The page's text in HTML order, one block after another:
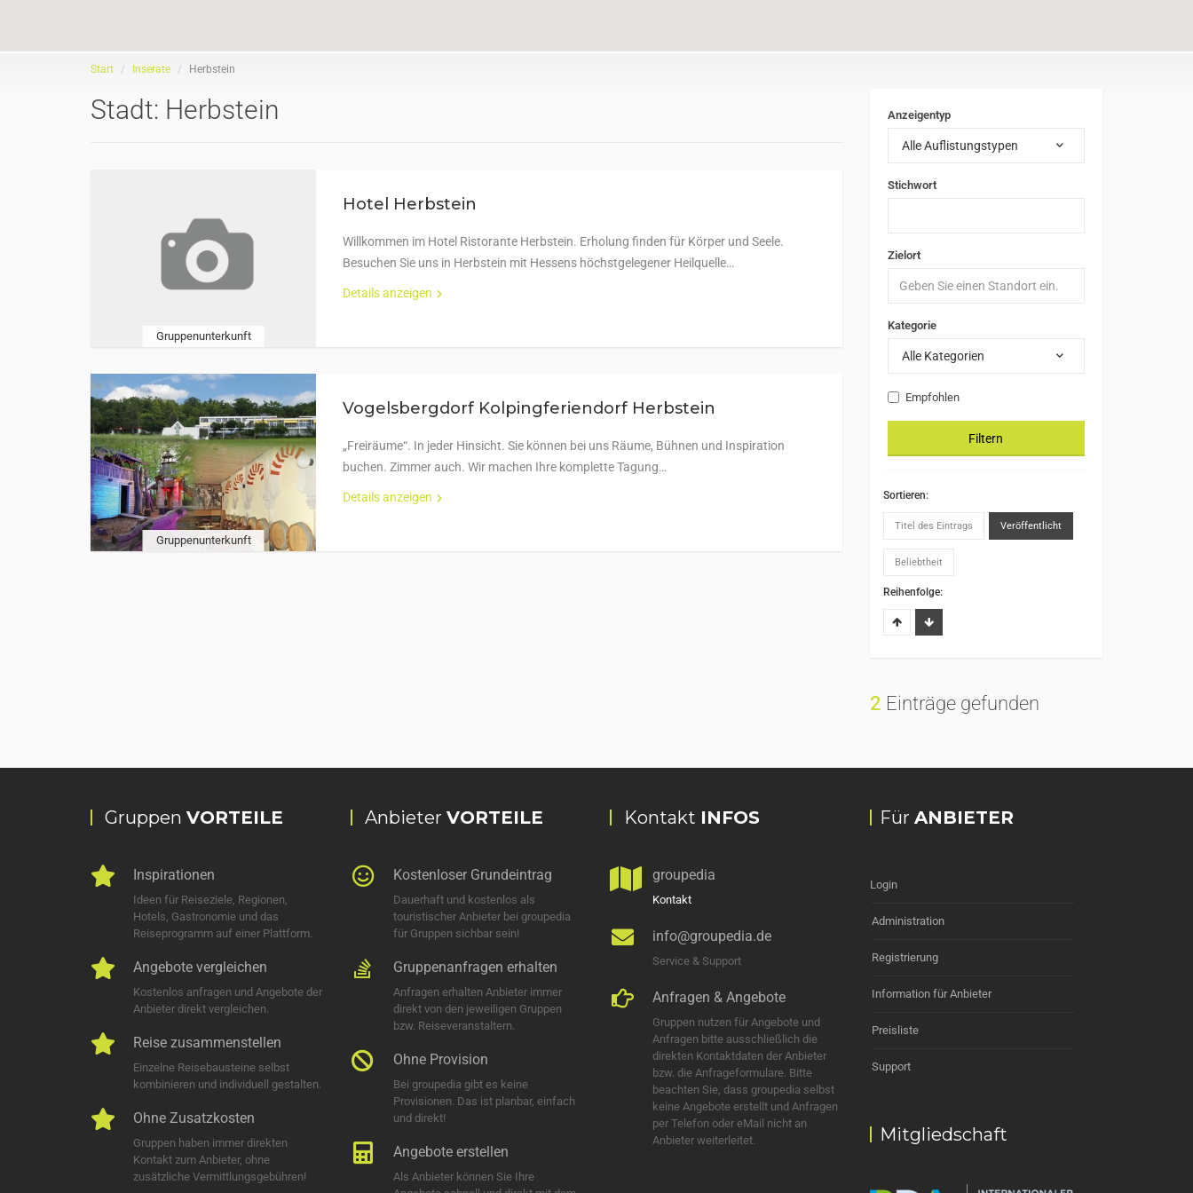
Start Inserate Herbstein
Stadt: Herbstein
Gruppenunterkunft
Hotel Herbstein
Willkommen im Hotel Ristorante Herbstein. Erholung finden für Körper und Seele.
Besuchen Sie uns in Herbstein mit Hessens höchstgelegener Heilquelle…
Details anzeigen
Gruppenunterkunft
Vogelsbergdorf Kolpingferiendorf Herbstein
„Freiräume“. In jeder Hinsicht. Sie können bei uns Räume, Bühnen und Inspiration
buchen. Zimmer auch. Wir machen Ihre komplette Tagung…
Details anzeigen
Anzeigentyp
Alle Auflistungstypen
Stichwort
Zielort
Kategorie
Alle Kategorien
Empfohlen
Filtern
Sortieren:
Titel des Eintrags Veröffentlicht
Beliebtheit
Reihenfolge:
2 Einträge gefunden
Gruppen VORTEILE
Inspirationen
Ideen für Reiseziele, Regionen,
Hotels, Gastronomie und das
Reiseprogramm auf einer Plattform.
Angebote vergleichen
Kostenlos anfragen und Angebote der
Anbieter direkt vergleichen.
Reise zusammenstellen
Einzelne Reisebausteine selbst
kombinieren und individuell gestalten.
Ohne Zusatzkosten
Gruppen haben immer direkten
Kontakt zum Anbieter, ohne
zusätzliche Vermittlungsgebühren!
Anbieter VORTEILE
Kostenloser Grundeintrag
Dauerhaft und kostenlos als
touristischer Anbieter bei groupedia
für Gruppen sichbar sein!
Gruppenanfragen erhalten
Anfragen erhalten Anbieter immer
direkt von den jeweiligen Gruppen
bzw. Reiseveranstaltern.
Ohne Provision
Bei groupedia gibt es keine
Provisionen. Das ist planbar, einfach
und direkt!
Angebote erstellen
Als Anbieter können Sie Ihre
Kontakt INFOS
groupedia
Kontakt
info@groupedia.de
Service & Support
Anfragen & Angebote
Gruppen nutzen für Angebote und
Anfragen bitte ausschließlich die
direkten Kontaktdaten der Anbieter
bzw. die Anfrageformulare. Bitte
beachten Sie, dass groupedia selbst
keine Angebote erstellt und Anfragen
per Telefon oder eMail nicht an
Anbieter weiterleitet.
Für ANBIETER
Login
Administration
Registrierung
Information für Anbieter
Preisliste
Support
Mitgliedschaft